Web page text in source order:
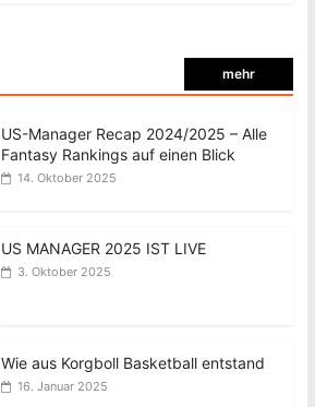
mehr
US-Manager Recap 2024/2025 – Alle
Fantasy Rankings auf einen Blick
14. Oktober 2025
US MANAGER 2025 IST LIVE
3. Oktober 2025
Wie aus Korgboll Basketball entstand
16. Januar 2025